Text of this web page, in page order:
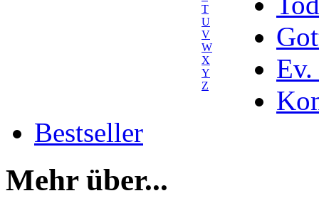
T
U
V
W
X
Y
Z
Ev.
Bestseller
Mehr über...